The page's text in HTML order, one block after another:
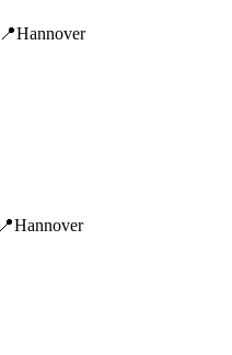
📍Hannover
📍Hannover